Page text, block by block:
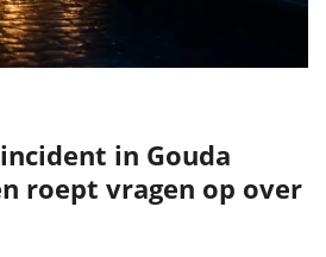
in Gouda
roept vragen op over